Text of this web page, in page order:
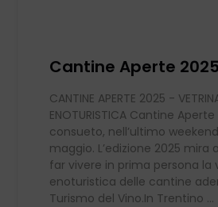
Cantine Aperte 2025
CANTINE APERTE 2025 -
ENOTURISTICA Cantine
consueto, nell’ultimo
maggio. L’edizione 2025 mira
far vivere in prima persona
enoturistica delle cantine
Turismo del Vino.In Trentino ...